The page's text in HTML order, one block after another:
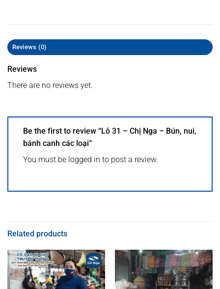
Reviews (0)
Reviews
There are no reviews yet.
Be the first to review “Lô 31 – Chị Nga – Bún, nui,
bánh canh các loại”
You must be logged in to post a review.
Related products